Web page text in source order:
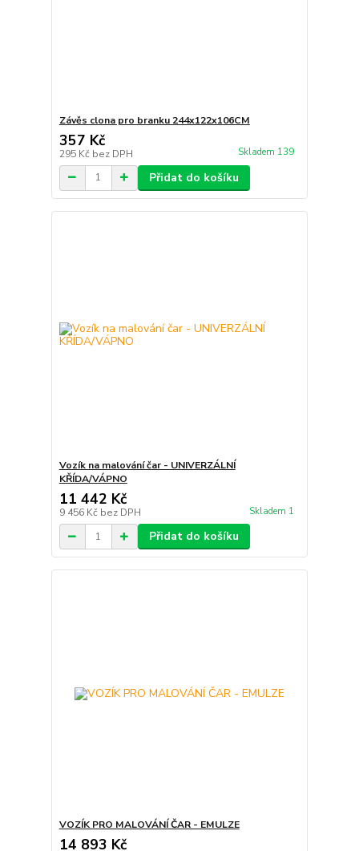
Závěs clona pro branku 244x122x106CM
357 Kč
295 Kč bez DPH Skladem 139
Přidat do košíku
Vozík na malování čar - UNIVERZÁLNÍ
KŘÍDA/VÁPNO
11 442 Kč
9 456 Kč bez DPH Skladem 1
Přidat do košíku
VOZÍK PRO MALOVÁNÍ ČAR - EMULZE
14 893 Kč